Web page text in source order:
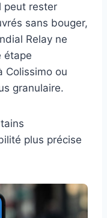
peut rester
sans bouger,
Relay ne
étape
Colissimo ou
granulaire.
plus précise